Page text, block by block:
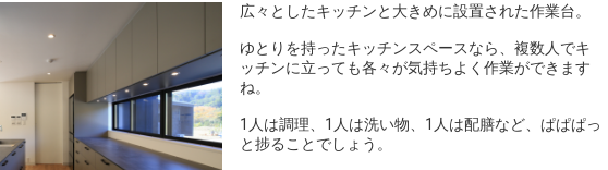
広々としたキッチンと大きめに設置された作業台。
ゆとりを持ったキッチンスペースなら、複数人でキ
ッチンに立っても各々が気持ちよく作業ができます
ね。
1人は調理、1人は洗い物、1人は配膳など、ぱぱぱっ
と捗ることでしょう。